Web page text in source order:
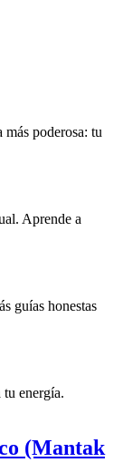
más poderosa: tu
Aprende a
guías honestas
energía.
(Mantak